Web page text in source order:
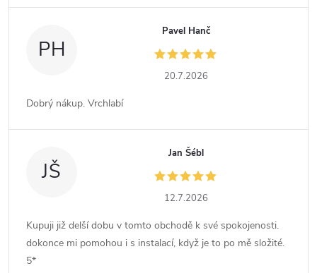
PH
Pavel Hanč
20.7.2026
Dobrý nákup. Vrchlabí
JŠ
Jan Šébl
12.7.2026
Kupuji již delší dobu v tomto obchodě k své spokojenosti.
dokonce mi pomohou i s instalací, když je to po mě složité.
5*